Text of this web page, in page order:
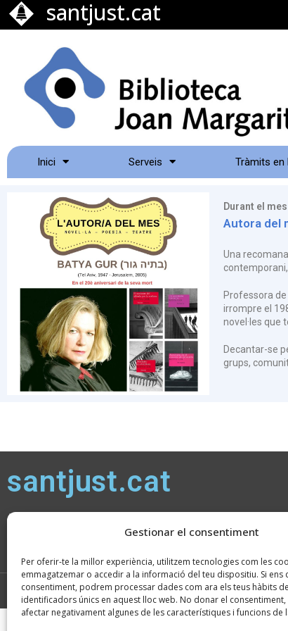
Gestionar el consentiment
Per oferir-te la millor experiència, utilitzem tecnologies com les
emmagatzemar o accedir a la informació del teu dispositiu. Si ens
consentiment, podrem processar dades com ara els teus hàbits
identificadors únics en aquest lloc web. No donar el
afectar negativament algunes de les característiques i funcions de
santjust.cat
Inici Serveis Tràmits en
Durant el
Autora del
Una
Professora
irrompre el
novel·les que
Decantar-se
grups,
santjust.cat
Atenció ciutadana: de dl a dv, de 9 a 14h, i de dl a dj, de 16 a 19h,
excepte Nadal, Setmana Santa i Estiu (consulteu horaris)
2026 © Ajuntament de Sant Just Desvern · CIF: P0821900H · Tots els